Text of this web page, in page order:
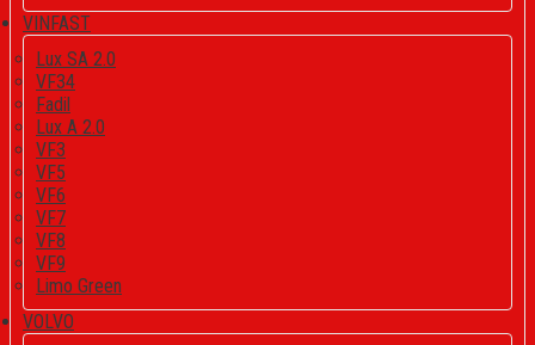
VINFAST
Lux SA 2.0
VF34
Fadil
Lux A 2.0
VF3
VF5
VF6
VF7
VF8
VF9
Limo Green
VOLVO